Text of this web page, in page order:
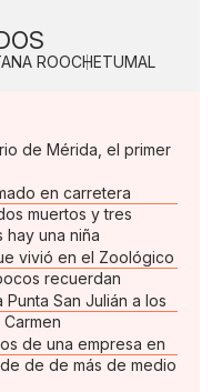
ROOCHETUMAL
de Mérida, el primer
en carretera
muertos y tres
hay una niña
vivió en el Zoológico
recuerdan
San Julián a los
de una empresa en
de de más de medio